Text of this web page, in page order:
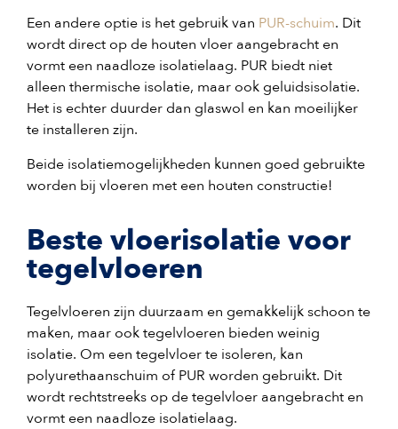
Een andere optie is het gebruik van PUR-schuim. Dit
wordt direct op de houten vloer aangebracht en
vormt een naadloze isolatielaag. PUR biedt niet
alleen thermische isolatie, maar ook geluidsisolatie.
Het is echter duurder dan glaswol en kan moeilijker
te installeren zijn.
Beide isolatiemogelijkheden kunnen goed gebruikte
worden bij vloeren met een houten constructie!
Beste vloerisolatie voor
tegelvloeren
Tegelvloeren zijn duurzaam en gemakkelijk schoon te
maken, maar ook tegelvloeren bieden weinig
isolatie. Om een tegelvloer te isoleren, kan
polyurethaanschuim of PUR worden gebruikt. Dit
wordt rechtstreeks op de tegelvloer aangebracht en
vormt een naadloze isolatielaag.